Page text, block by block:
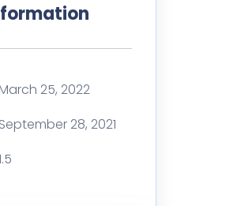
25, 2022
September 28, 2021